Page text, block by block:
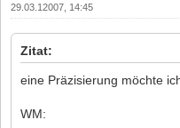
29.03.12007, 14:45
Zitat:
eine Präzisierung möchte
WM: